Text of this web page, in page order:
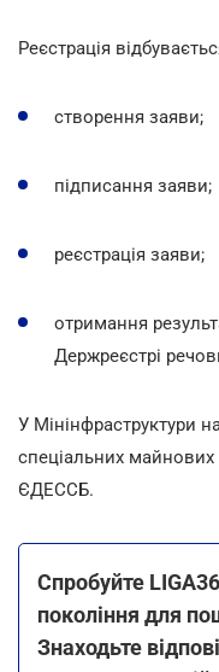
Реєстрація
створення заяви;
підписання заяви;
реєстрація заяви;
отримання
Держреєстрі
У Мінінфраструктури
спеціальних майнових
ЄДЕССБ.
Спробуйте
покоління для
Знаходьте